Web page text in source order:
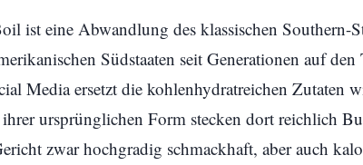
ist eine Abwandlung des klassischen Southern-
Südstaaten seit Generationen auf
Media ersetzt die kohlenhydratreichen Zutaten
ursprünglichen Form stecken dort reichlich
zwar hochgradig schmackhaft, aber auch